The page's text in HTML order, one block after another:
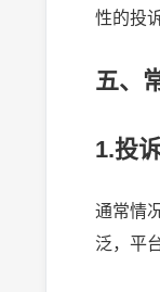
性的投
五、
1.投
通常情
泛，平